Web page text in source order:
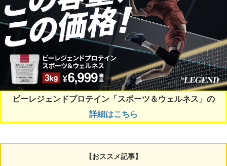
ビーレジェンドプロテイン「スポーツ＆ウェルネス」の
詳細はこちら
【おススメ記事】